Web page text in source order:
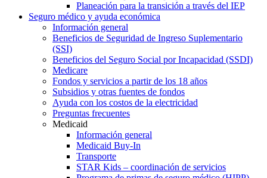
Planeación para la transición a través del IEP
Seguro médico y ayuda económica
Información general
Beneficios de Seguridad de Ingreso Suplementario
(SSI)
Beneficios del Seguro Social por Incapacidad (SSDI)
Medicare
Fondos y servicios a partir de los 18 años
Subsidios y otras fuentes de fondos
Ayuda con los costos de la electricidad
Preguntas frecuentes
Medicaid
Información general
Medicaid Buy-In
Transporte
STAR Kids – coordinación de servicios